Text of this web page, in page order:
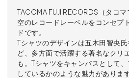
TACOMA FUJI RECORDS（タコ
空のレコードレーベルをコンセプ
ドです。
Tシャツのデザインは五木田智央
ど、多方面で活躍する著名なクリ
も。Tシャツをキャンバスとして
しているかのような魅力があります